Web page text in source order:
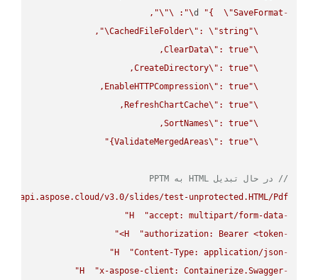
-
d "{ \"SaveFormat
\"
:
\"
\"
\"
CachedFileFolder\" : \"string
\"
\"
ClearData\"
\"
CreateDirectory\"
\"
EnableHTTPCompression\"
\"
RefreshChartCache\"
\"
SortNames\"
\"
ValidateMergedAreas\" : true}"
// در حال تبدیل HTML به PPTM
api.aspose.cloud/v3.0/slides/test-unprotected.HTML/Pdf"
-
H
"accept: multipart/form-data"
-
H
"authorization: Bearer <token>"
-
H
"Content-Type: application/json"
-
H
"x-aspose-client: Containerize.Swagger"